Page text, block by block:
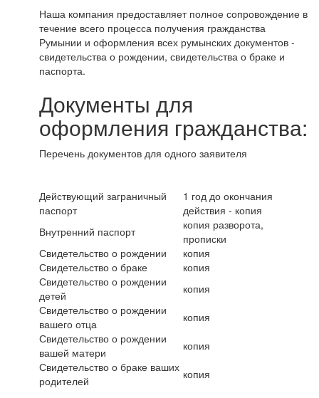
Наша компания предоставляет полное сопровождение в
течение всего процесса получения гражданства
Румынии и оформления всех румынских документов -
свидетельства о рождении, свидетельства о браке и
паспорта.
Документы для
оформления гражданства:
Перечень документов для одного заявителя
Действующий заграничный
паспорт
1 год до окончания
действия - копия
Внутренний паспорт
копия разворота,
прописки
Свидетельство о рождении
копия
Свидетельство о браке
копия
Свидетельство о рождении
детей
копия
Свидетельство о рождении
вашего отца
копия
Свидетельство о рождении
вашей матери
копия
Свидетельство о браке ваших
родителей
копия